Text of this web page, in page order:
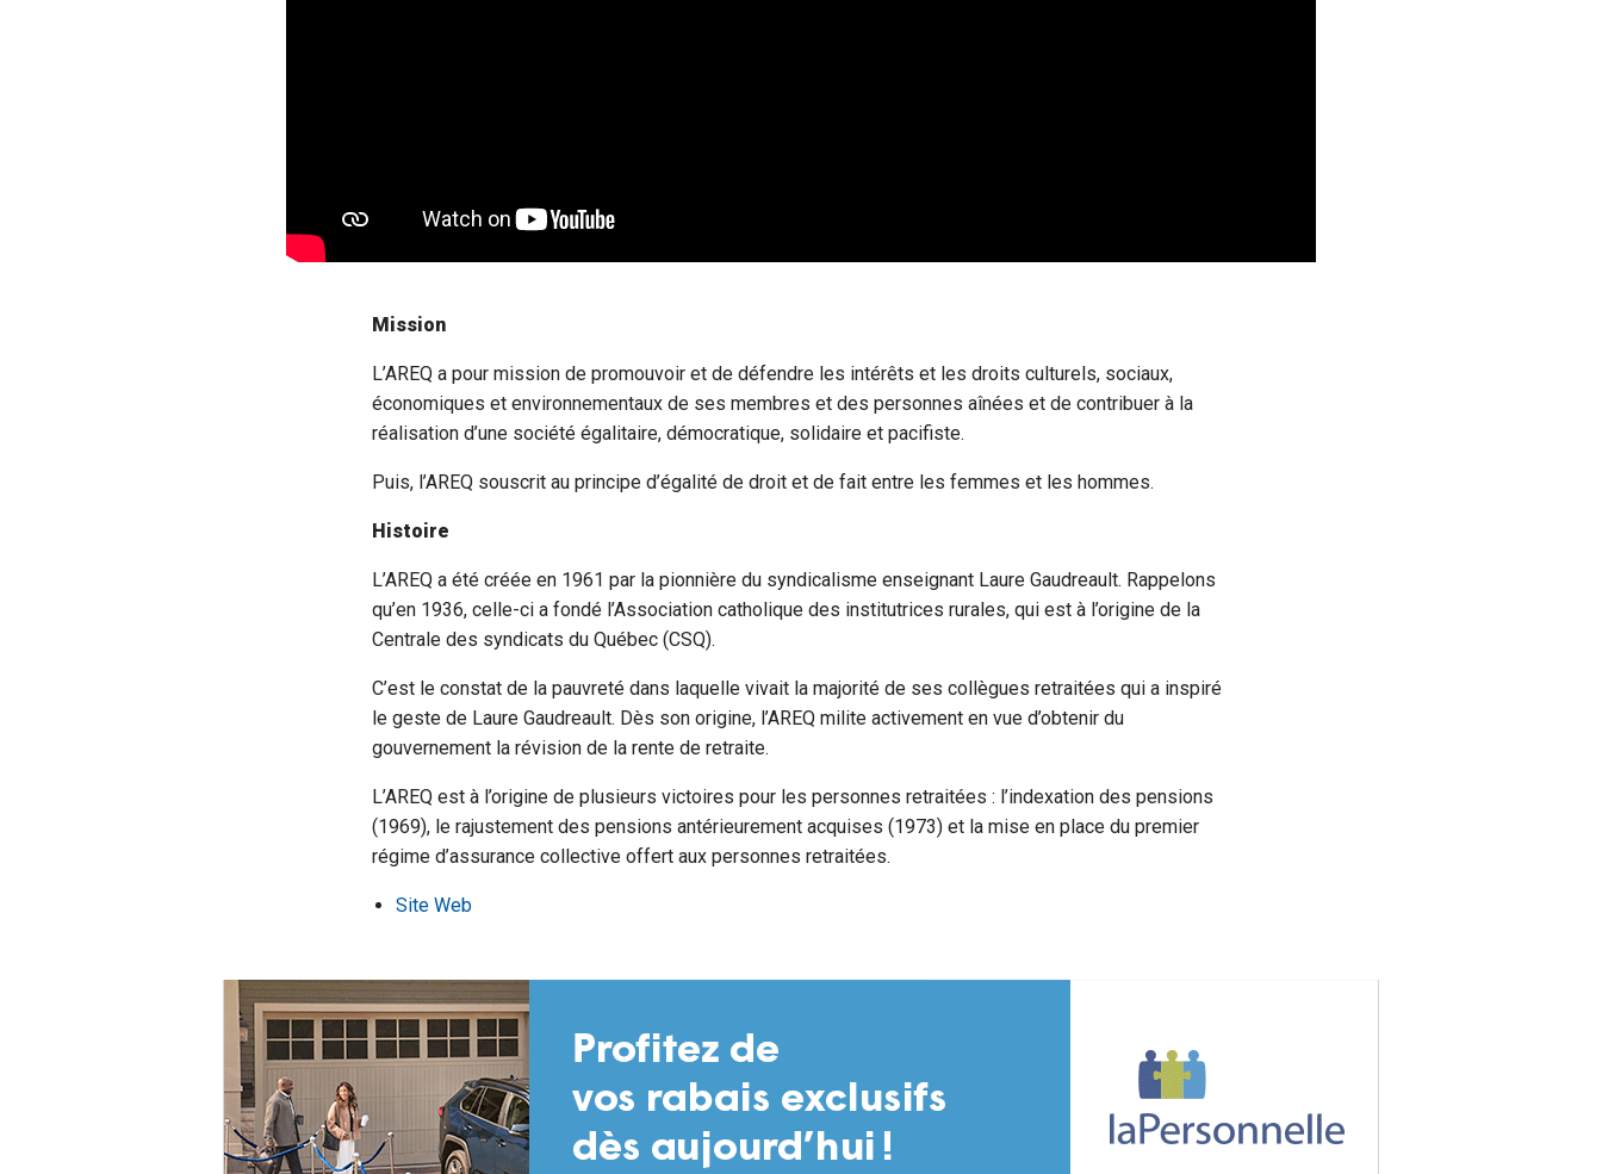
Mission
L’AREQ a pour mission de promouvoir et de défendre les intérêts et les droits culturels, sociaux,
économiques et environnementaux de ses membres et des personnes aînées et de contribuer à la
réalisation d’une société égalitaire, démocratique, solidaire et pacifiste.
Puis, l’AREQ souscrit au principe d’égalité de droit et de fait entre les femmes et les hommes.
Histoire
L’AREQ a été créée en 1961 par la pionnière du syndicalisme enseignant Laure Gaudreault. Rappelons
qu’en 1936, celle-ci a fondé l’Association catholique des institutrices rurales, qui est à l’origine de la
Centrale des syndicats du Québec (CSQ).
C’est le constat de la pauvreté dans laquelle vivait la majorité de ses collègues retraitées qui a inspiré
le geste de Laure Gaudreault. Dès son origine, l’AREQ milite activement en vue d’obtenir du
gouvernement la révision de la rente de retraite.
L’AREQ est à l’origine de plusieurs victoires pour les personnes retraitées : l’indexation des pensions
(1969), le rajustement des pensions antérieurement acquises (1973) et la mise en place du premier
régime d’assurance collective offert aux personnes retraitées.
Site Web